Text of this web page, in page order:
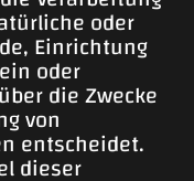
oder
Einrichtung
oder
die Zwecke
von
entscheidet.
dieser